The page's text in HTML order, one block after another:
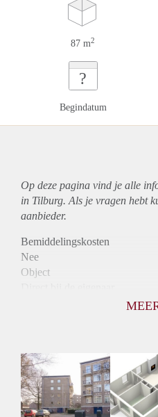
87 m2
?
Begindatum
Op deze pagina vind je alle
in Tilburg. Als je vragen hebt
aanbieder.
Bemiddelingskosten
Nee
Object
Huurtoeslag
Mogelijk
Inkomen eis
N.V.T.